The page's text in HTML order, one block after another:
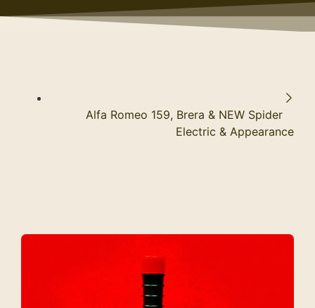
Alfa Romeo 159, Brera & NEW Spider
Electric & Appearance